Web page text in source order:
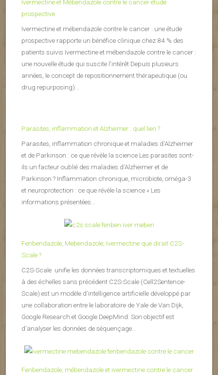
Ivermectine et Mébendazole contre le cancer étude
prospective
Ivermectine et mébendazole contre le cancer : une étude
prospective rapporte un bénéfice clinique chez 84 % des
patients suivis Ivermectine et mébendazole contre le cancer :
une nouvelle étude qui suscite l’intérêt Depuis plusieurs
années, le concept de repositionnement thérapeutique (ou
drug repurposing)...
Parasites, inflammation et Alzheimer : quel lien ?
Parasites, inflammation chronique et maladies d’Alzheimer
et de Parkinson : ce que révèle la science Les parasites sont-
ils un facteur oublié des maladies d’Alzheimer et de
Parkinson ? Inflammation chronique, microbiote, oméga-3
et neuroprotection : ce que révèle la science « Les
informations présentées...
Fenbendazole, Mebendazole, Ivermectine que dirait C2S-
Scale ?
C2S-Scale unifie les données transcriptomiques et textuelles
à des échelles sans précédent C2S-Scale (Cell2Sentence-
Scale) est un modèle d’intelligence artificielle développé par
une collaboration entre le laboratoire de Yale de Van Dijk,
Google Research et Google DeepMind. Son objectif est
d’analyser les données de séquençage...
Fenbendazole, mébendazole et ivermectine contre le cancer